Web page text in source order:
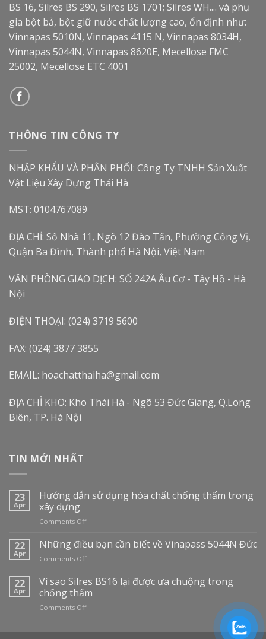
BS 16, Silres BS 290, Silres BS 1701; Silres WH.... và phụ
gia bột bả, bột giữ nước chất lượng cao, ổn định như:
Vinnapas 5010N, Vinnapas 4115 N, Vinnapas 8034H,
Vinnapas 5044N, Vinnapas 8620E, Mecellose FMC
25002, Mecellose ETC 4001
THÔNG TIN CÔNG TY
NHẬP KHẨU VÀ PHÂN PHỐI: Công Ty TNHH Sản Xuất
Vật Liệu Xây Dựng Thái Hà
MST: 0104767089
ĐỊA CHỈ: Số Nhà 11, Ngõ 12 Đào Tấn, Phường Cống Vị,
Quận Ba Đình, Thành phố Hà Nội, Việt Nam
VĂN PHÒNG GIAO DỊCH: SỐ 242A Âu Cơ - Tây Hồ - Hà
Nội
ĐIỆN THOẠI: (024) 3719 5600
FAX: (024) 3877 3855
EMAIL: hoachatthaiha@gmail.com
ĐỊA CHỈ KHO: Kho Thái Hà - Ngõ 53 Đức Giang, Q.Long
Biên, TP. Hà Nội
TIN MỚI NHẤT
23
Apr
Hướng dẫn sử dụng hóa chất chống thấm trong
xây dựng
Comments Offon
dẫn
sử
chất
chống
dựng
22
Apr
Những điều bạn cần biết về Vinapass 5044N Đức
Comments Offon
điều
bạn
cần
biết
22
Apr
Vì sao Silres BS16 lại được ưa chuộng trong
chống thấm
Comments Offon